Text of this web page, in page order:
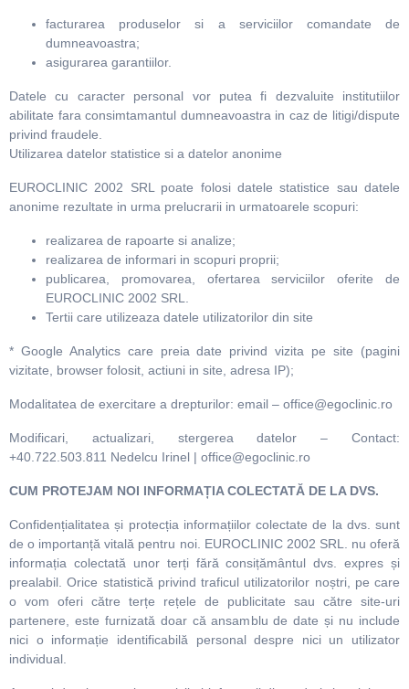
facturarea produselor si a serviciilor comandate de
dumneavoastra;
asigurarea garantiilor.
Datele cu caracter personal vor putea fi dezvaluite institutiilor
abilitate fara consimtamantul dumneavoastra in caz de litigi/dispute
privind fraudele.
Utilizarea datelor statistice si a datelor anonime
EUROCLINIC 2002 SRL poate folosi datele statistice sau datele
anonime rezultate in urma prelucrarii in urmatoarele scopuri:
realizarea de rapoarte si analize;
realizarea de informari in scopuri proprii;
publicarea, promovarea, ofertarea serviciilor oferite de
EUROCLINIC 2002 SRL.
Tertii care utilizeaza datele utilizatorilor din site
* Google Analytics care preia date privind vizita pe site (pagini
vizitate, browser folosit, actiuni in site, adresa IP);
Modalitatea de exercitare a drepturilor: email – office@egoclinic.ro
Modificari, actualizari, stergerea datelor – Contact:
+40.722.503.811 Nedelcu Irinel | office@egoclinic.ro
CUM PROTEJAM NOI INFORMAȚIA COLECTATĂ DE LA DVS.
Confidențialitatea și protecția informațiilor colectate de la dvs. sunt
de o importanță vitală pentru noi. EUROCLINIC 2002 SRL. nu oferă
informația colectată unor terți fără consițământul dvs. expres și
prealabil. Orice statistică privind traficul utilizatorilor noștri, pe care
o vom oferi către terțe rețele de publicitate sau către site-uri
partenere, este furnizată doar că ansamblu de date și nu include
nici o informație identificabilă personal despre nici un utilizator
individual.